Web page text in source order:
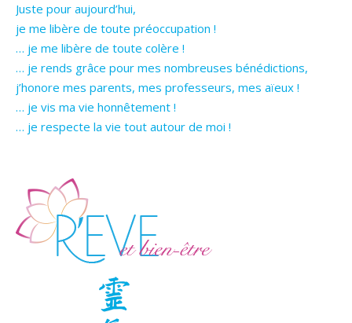
Juste pour aujourd’hui,
je me libère de toute préoccupation !
… je me libère de toute colère !
… je rends grâce pour mes nombreuses bénédictions,
j’honore mes parents, mes professeurs, mes aïeux !
… je vis ma vie honnêtement !
… je respecte la vie tout autour de moi !